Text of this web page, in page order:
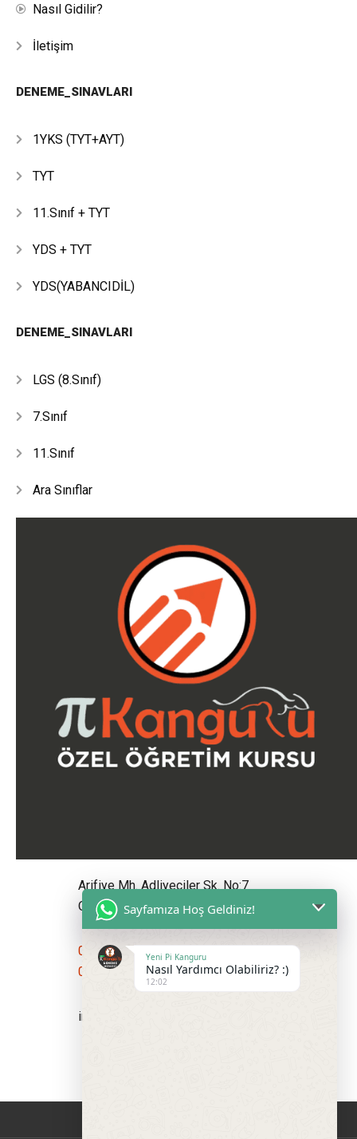
Nasıl Gidilir?
İletişim
DENEME_SINAVLARI
1YKS (TYT+AYT)
TYT
11.Sınıf + TYT
YDS + TYT
YDS(YABANCIDİL)
DENEME_SINAVLARI
LGS (8.Sınıf)
7.Sınıf
11.Sınıf
Ara Sınıflar
Arifiye Mh. Adliyeciler Sk. No:7
Odunpazarı/Eskişehir
0 552 516 85 45
0 555 100 31 41
info@yenipikanguru.net
Sayfamıza Hoş Geldiniz!
Yeni Pi Kanguru
Nasıl Yardımcı Olabiliriz? :)
12:02